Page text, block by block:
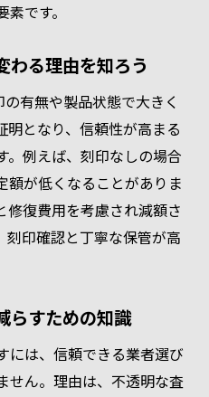
です。
わる理由を知ろう
有無や製品状態で大きく
となり、信頼性が高まる
。例えば、刻印なしの場合
額が低くなることがありま
修復費用を考慮され減額さ
刻印確認と丁寧な保管が高
らすための知識
には、信頼できる業者選び
せん。理由は、不透明な査